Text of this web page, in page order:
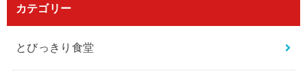
カテゴリー
とびっきり食堂